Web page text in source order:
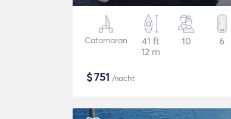
Catamaran
41 ft
12 m
10 6
$751 /nacht